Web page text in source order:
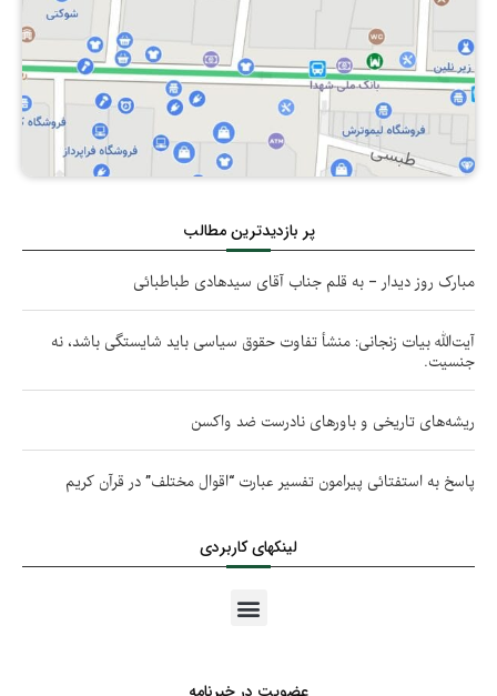
پر بازدیدترین مطالب
مبارک روز دیدار – به قلم جناب آقای سیدهادی طباطبائی
آیت‌الله بیات زنجانی: منشأ تفاوت حقوق سیاسی باید شایستگی باشد، نه
جنسیت.
ریشه‌های تاریخی و باورهای نادرست ضد واکسن
پاسخ به استفتائی پیرامون تفسیر عبارت “اقوال مختلف” در قرآن کریم
لینکهای کاربردی